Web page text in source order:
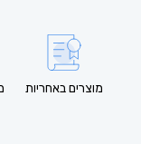
מוצרים באחריות